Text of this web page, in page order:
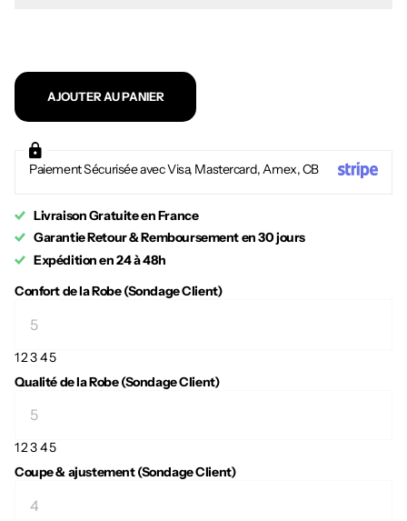
AJOUTER AU PANIER
Paiement Sécurisée avec Visa, Mastercard, Amex, CB
Livraison Gratuite en France
Garantie Retour & Remboursement en 30 jours
Expédition en 24 à 48h
Confort de la Robe (Sondage Client)
12345
Qualité de la Robe (Sondage Client)
12345
Coupe & ajustement (Sondage Client)